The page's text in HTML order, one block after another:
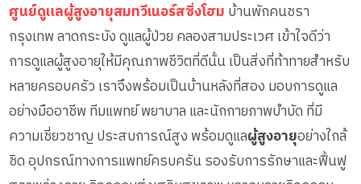
ศูนย์ดูแลผู้สูงอายุสมทวีเนอร์สซิ่งโฮม บ้านพักคนชรา
กรุงเทพ ลาดกระบัง ดูแลผู้ป่วย คลองสามประเวศ เข้าใจดีว่า
การดูแลผู้สูงอายุให้มีคุณภาพชีวิตที่ดีนั้น เป็นสิ่งที่ท้าทายสำหรับ
หลายครอบครัว เราจึงพร้อมเป็นบ้านหลังที่สอง มอบการดูแล
อย่างมืออาชีพ ทีมแพทย์ พยาบาล และนักกายภาพบำบัด ที่มี
ความเชี่ยวชาญ ประสบการณ์สูง พร้อมดูแลผู้สูงอายุอย่างใกล้
ชิด อุปกรณ์ทางการแพทย์ครบครัน รองรับการรักษาและฟื้นฟู